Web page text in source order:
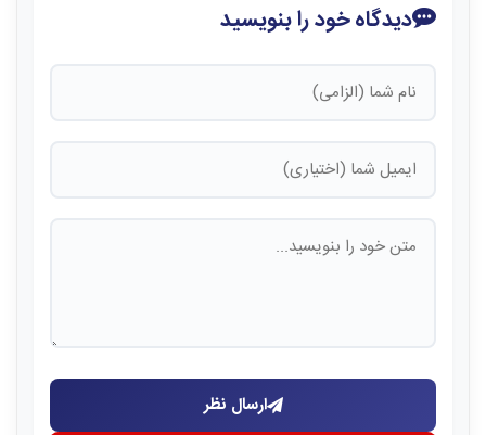
دیدگاه خود را بنویسید
ارسال نظر